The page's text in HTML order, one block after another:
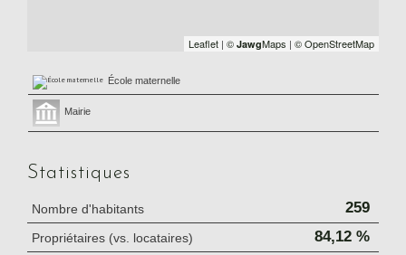
Leaflet | © JawgMaps | © OpenStreetMap
École maternelle
Mairie
Statistiques
Nombre d'habitants 259
Propriétaires (vs. locataires) 84,12 %